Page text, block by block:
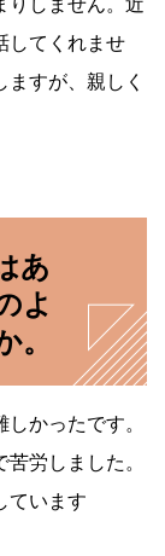
してくれませ
すが、親しく
あ
よ
。
かったです。
労しました。
ています